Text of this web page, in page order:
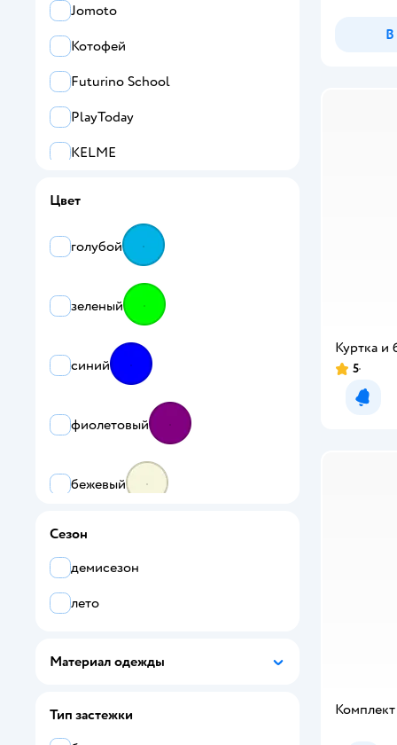
В
Куртка и
Рейтинг:
5
Jomoto
Котофей
Futurino School
PlayToday
KELME
CASTLELADY
Baltex
Mayoral
Arctic kids
BabyDreams
Цвет
голубой
зеленый
синий
фиолетовый
бежевый
Сезон
демисезон
лето
Материал одежды
Тип застежки